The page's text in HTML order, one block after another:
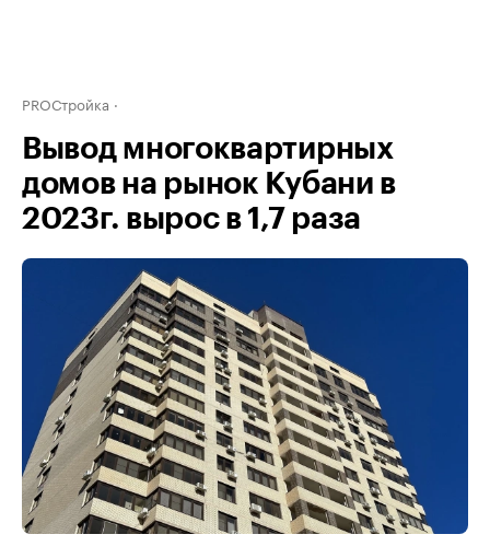
PROСтройка
Вывод многоквартирных
домов на рынок Кубани в
2023г. вырос в 1,7 раза